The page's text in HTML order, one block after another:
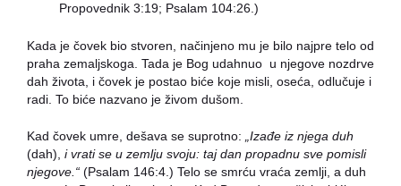
Propovednik 3:19; Psalam 104:26.)
Kada je čovek bio stvoren, načinjeno mu je bilo najpre telo od
praha zemaljskoga. Tada je Bog udahnuo u njegove nozdrve
dah života, i čovek je postao biće koje misli, oseća, odlučuje i
radi. To biće nazvano je živom dušom.
Kad čovek umre, dešava se suprotno: „Izađe iz njega duh
(dah), i vrati se u zemlju svoju: taj dan propadnu sve pomisli
njegove.“ (Psalam 146:4.) Telo se smrću vraća zemlji, a duh